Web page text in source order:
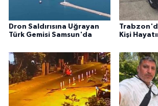
Dron Saldırısına Uğrayan
Türk Gemisi Samsun'da
Kişi